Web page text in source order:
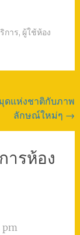
การ, ผู้ใช้ห้อง
ดแห่งชาติกับภาพ
ลักษณ์ใหม่ๆ →
ารห้อง
pm